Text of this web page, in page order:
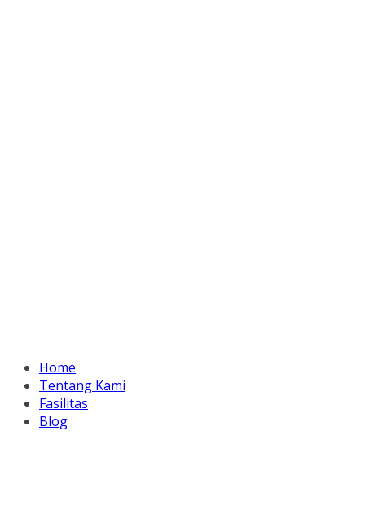
Home
Tentang Kami
Fasilitas
Blog